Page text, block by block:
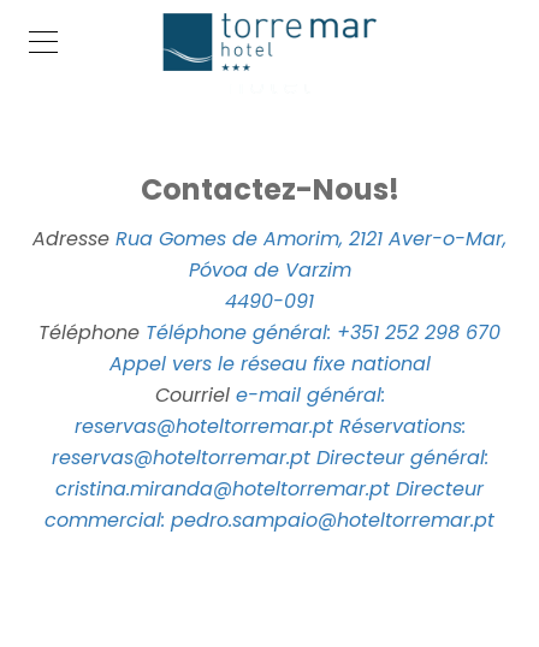
Contactez-Nous!
Adresse Rua Gomes de Amorim, 2121 Aver-o-Mar,
Póvoa de Varzim
4490-091
Téléphone Téléphone général: +351 252 298 670
Appel vers le réseau fixe national
Courriel e-mail général:
reservas@hoteltorremar.pt Réservations:
reservas@hoteltorremar.pt Directeur général:
cristina.miranda@hoteltorremar.pt Directeur
commercial: pedro.sampaio@hoteltorremar.pt